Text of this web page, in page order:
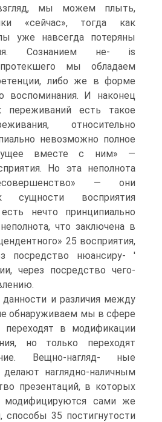
мы можем плыть,
«сейчас», тогда как
уже навсегда потеряны
Сознанием не- is
мы обладаем
либо же в форме
воспоминания. И наконец
есть такое
относительно
невозможно полное
вместе с ним» —
Но эта неполнота
— они
сущности восприятия
нечто принципиально
что заключена в
25 восприятия,
посредство нюансиру- '
через посредство чего-
и различия между
обнаруживаем мы в сфере
переходят в модификации
но только переходят
Вещно-нагляд- ные
делают наглядно-наличным
презентаций, в которых
модифицируются сами же
способы 35 постигнутости